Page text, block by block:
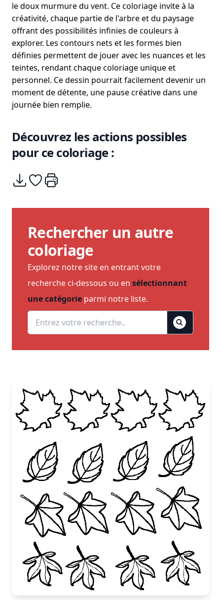
le doux murmure du vent. Ce coloriage invite à la
créativité, chaque partie de l'arbre et du paysage
offrant des possibilités infinies de couleurs à
explorer. Les contours nets et les formes bien
définies permettent de jouer avec les nuances et les
teintes, rendant chaque coloriage unique et
personnel. Ce dessin pourrait facilement devenir un
moment de détente, une pause créative dans une
journée bien remplie.
Découvrez les actions possibles
pour ce coloriage :
Télécharger
Ajouter à mes coups de coeurs
Imprimer
Rechercher un autre
coloriage
Explorez notre site en entrant votre
recherche ci-dessous ou en sélectionnant
une catégorie parmi notre liste.